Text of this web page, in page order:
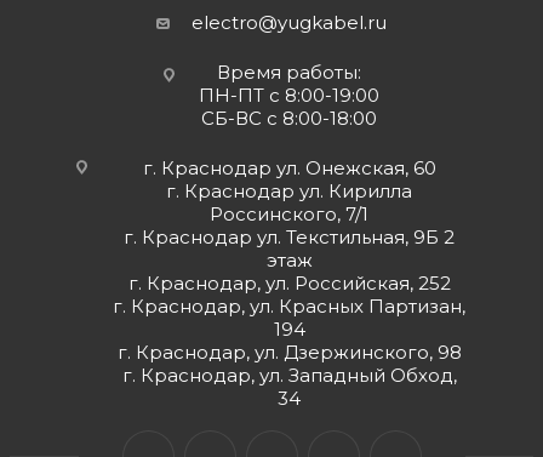
electro@yugkabel.ru
Время работы:
ПН-ПТ с 8:00-19:00
СБ-ВС с 8:00-18:00
г. Краснодар ул. Онежская, 60
г. Краснодар ул. Кирилла
Россинского, 7/1
г. Краснодар ул. Текстильная, 9Б 2
этаж
г. Краснодар, ул. Российская, 252
г. Краснодар, ул. Красных Партизан,
194
г. Краснодар, ул. Дзержинского, 98
г. Краснодар, ул. Западный Обход,
34